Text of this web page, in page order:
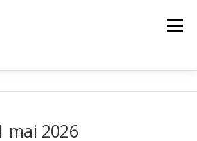
Menu
mai 2026